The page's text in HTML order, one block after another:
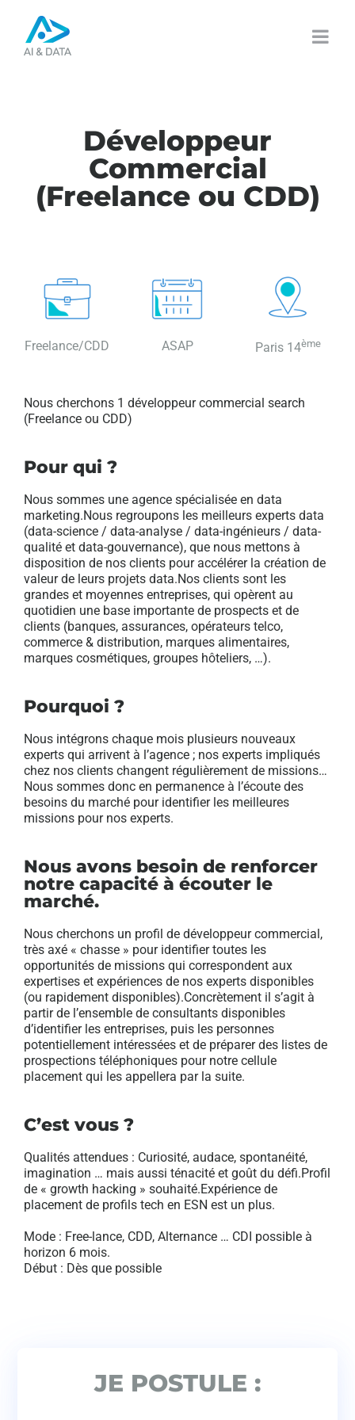
contenu
Développeur
Commercial
(Freelance ou CDD)
Freelance/CDD ASAP Paris 14ème
Nous cherchons 1 développeur commercial search
(Freelance ou CDD)
Pour qui ?
Nous sommes une agence spécialisée en data
marketing.Nous regroupons les meilleurs experts data
(data-science / data-analyse / data-ingénieurs / data-
qualité et data-gouvernance), que nous mettons à
disposition de nos clients pour accélérer la création de
valeur de leurs projets data.Nos clients sont les
grandes et moyennes entreprises, qui opèrent au
quotidien une base importante de prospects et de
clients (banques, assurances, opérateurs telco,
commerce & distribution, marques alimentaires,
marques cosmétiques, groupes hôteliers, …).
Pourquoi ?
Nous intégrons chaque mois plusieurs nouveaux
experts qui arrivent à l’agence ; nos experts impliqués
chez nos clients changent régulièrement de missions…
Nous sommes donc en permanence à l’écoute des
besoins du marché pour identifier les meilleures
missions pour nos experts.
Nous avons besoin de renforcer
notre capacité à écouter le
marché.
Nous cherchons un profil de développeur commercial,
très axé « chasse » pour identifier toutes les
opportunités de missions qui correspondent aux
expertises et expériences de nos experts disponibles
(ou rapidement disponibles).Concrètement il s’agit à
partir de l’ensemble de consultants disponibles
d’identifier les entreprises, puis les personnes
potentiellement intéressées et de préparer des listes de
prospections téléphoniques pour notre cellule
placement qui les appellera par la suite.
C’est vous ?
Qualités attendues : Curiosité, audace, spontanéité,
imagination … mais aussi ténacité et goût du défi.Profil
de « growth hacking » souhaité.Expérience de
placement de profils tech en ESN est un plus.
Mode : Free-lance, CDD, Alternance … CDI possible à
horizon 6 mois.
Début : Dès que possible
JE POSTULE :